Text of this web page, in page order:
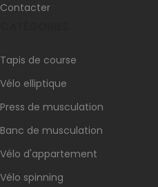
Contacter
Tapis de course
Vélo elliptique
Press de musculation
Banc de musculation
Vélo d'appartement
Vélo spinning